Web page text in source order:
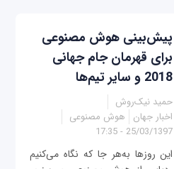
پیش‌بینی هوش مصنوعی
برای قهرمان جام جهانی
2018 و سایر تیم‌ها
حمید نیک‌روش
اخبار جهان
هوش مصنوعی
25/03/1397 - 17:35
این روزها به‌هر جا که نگاه می‌کنیم